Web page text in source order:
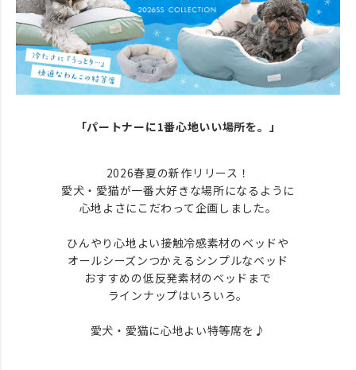
「パートナーに1番心地いい場所を。」
2026春夏の新作リリース！
愛犬・愛猫が一番大好きな場所になるように
心地よさにこだわって企画しました。
ひんやり心地よい接触冷感素材のベッドや
オールシーズンつかえるシンプルなベッド
おすすめの低反発素材のベッドまで
ラインナップはいろいろ。
愛犬・愛猫に心地よい特等席を♪